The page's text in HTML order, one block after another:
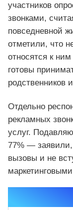
участников
звонками,
повседневной
отметили, что
относятся к
готовы
родственников
Отдельно
рекламных
услуг.
77% — заявили,
вызовы и не